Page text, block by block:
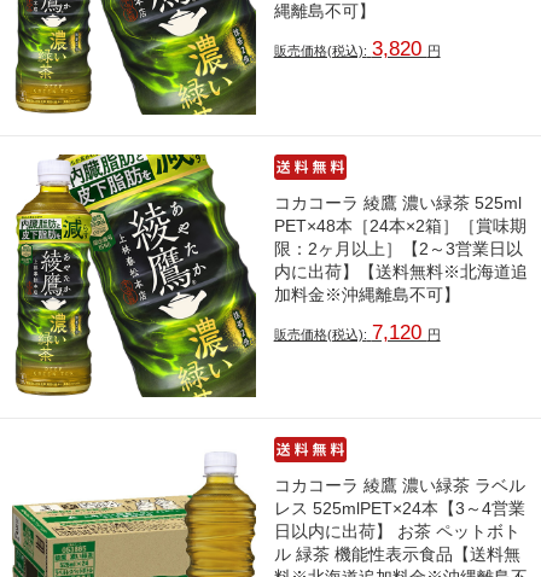
縄離島不可】
販売価格(税込): 3,820 円
コカコーラ 綾鷹 濃い緑茶 525ml
PET×48本［24本×2箱］［賞味期
限：2ヶ月以上］【2～3営業日以
内に出荷】【送料無料※北海道追
加料金※沖縄離島不可】
販売価格(税込): 7,120 円
コカコーラ 綾鷹 濃い緑茶 ラベル
レス 525mlPET×24本【3～4営業
日以内に出荷】 お茶 ペットボト
ル 緑茶 機能性表示食品【送料無